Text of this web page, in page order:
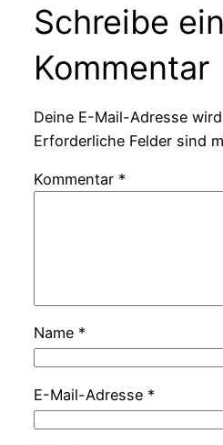
Schreibe
Kommentar
Deine E-Mail-Adresse
Erforderliche Felder sind
Kommentar *
Name *
E-Mail-Adresse *